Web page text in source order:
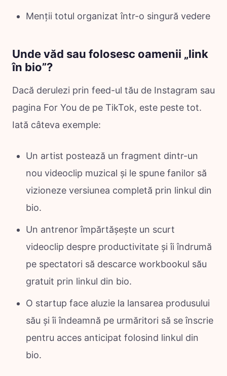
Menții totul organizat într-o singură vedere
Unde văd sau folosesc oamenii „link
în bio”?
Dacă derulezi prin feed-ul tău de Instagram sau
pagina For You de pe TikTok, este peste tot.
Iată câteva exemple:
Un artist postează un fragment dintr-un
nou videoclip muzical și le spune fanilor să
vizioneze versiunea completă prin linkul din
bio.
Un antrenor împărtășește un scurt
videoclip despre productivitate și îi îndrumă
pe spectatori să descarce workbookul său
gratuit prin linkul din bio.
O startup face aluzie la lansarea produsului
său și îi îndeamnă pe urmăritori să se înscrie
pentru acces anticipat folosind linkul din
bio.